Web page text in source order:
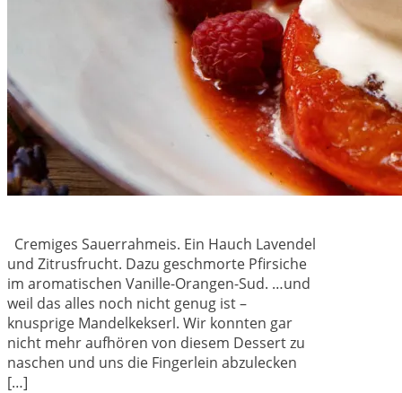
Cremiges Sauerrahmeis. Ein Hauch Lavendel
und Zitrusfrucht. Dazu geschmorte Pfirsiche
im aromatischen Vanille-Orangen-Sud. …und
weil das alles noch nicht genug ist –
knusprige Mandelkekserl. Wir konnten gar
nicht mehr aufhören von diesem Dessert zu
naschen und uns die Fingerlein abzulecken
[…]